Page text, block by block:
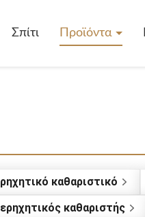
Σπίτι Προϊόντα
καθαριστικό
καθαριστής